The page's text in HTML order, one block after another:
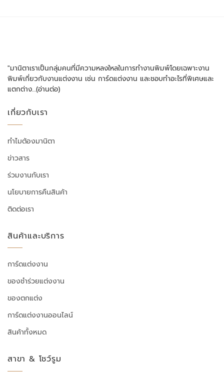
"มานิตาเราเป็นกลุ่มคนที่มีความหลงใหลในการทำงานพิมพ์โดยเฉพาะงาน
พิมพ์เกี่ยวกับงานแต่งงาน เช่น การ์ดแต่งงาน และชอบทำอะไรที่พิเศษและ
แตกต่าง…(อ่านต่อ)
เกี่ยวกับเรา
ทำไมต้องมานิตา
ข่าวสาร
ร่วมงานกับเรา
นโยบายการคืนสินค้า
ติดต่อเรา
สินค้าและบริการ
การ์ดแต่งงาน
ของชำร่วยแต่งงาน
ของตกแต่ง
การ์ดแต่งงานออนไลน์
สินค้าทั้งหมด
สาขา & โชว์รูม